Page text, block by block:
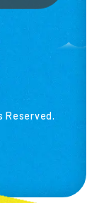
Reserved.